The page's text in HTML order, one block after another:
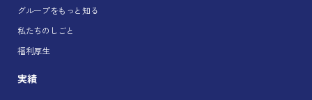
グループをもっと知る
私たちのしごと
福利厚生
実績